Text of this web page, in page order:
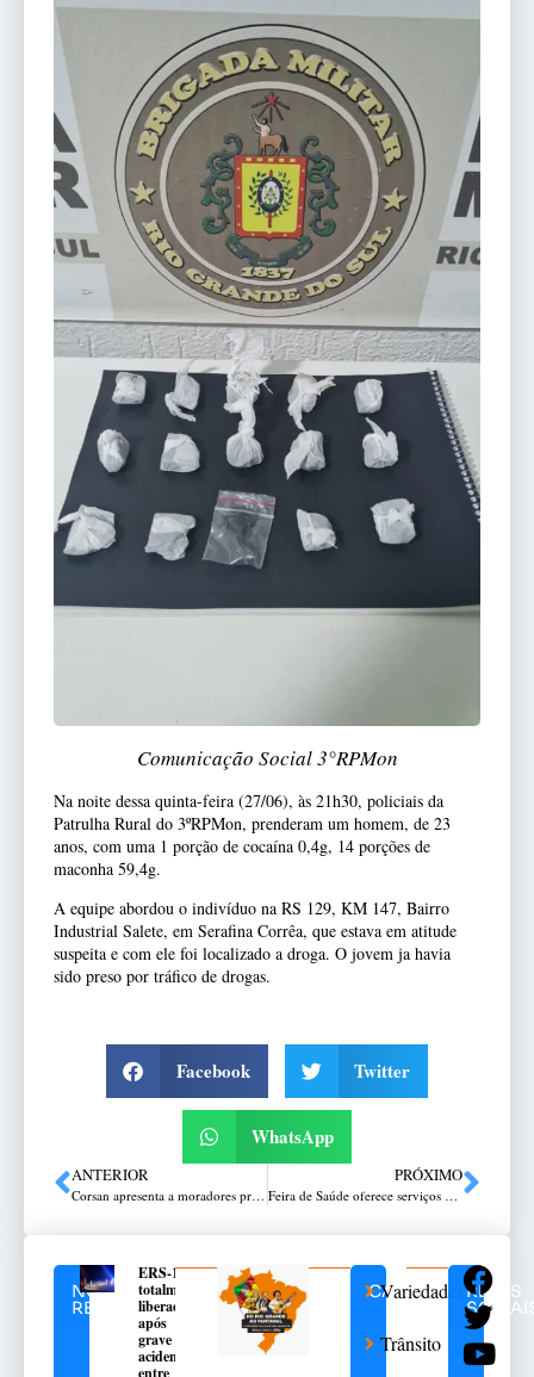
Comunicação Social 3°RPMon
Na noite dessa quinta-feira (27/06), às 21h30, policiais da
Patrulha Rural do 3ºRPMon, prenderam um homem, de 23
anos, com uma 1 porção de cocaína 0,4g, 14 porções de
maconha 59,4g.
A equipe abordou o indivíduo na RS 129, KM 147, Bairro
Industrial Salete, em Serafina Corrêa, que estava em atitude
suspeita e com ele foi localizado a droga. O jovem ja havia
sido preso por tráfico de drogas.
Facebook Twitter
WhatsApp
ANTERIOR
Corsan apresenta a moradores projetos que serão desenvolvidos na grande Vera Cruz
PRÓXIMO
Feira de Saúde oferece serviços gratuitos neste sábado (29/06)
NOTÍCIAS
RELACIONADAS
ERS-135 é
totalmente
liberada
após
grave
acidente
entre
CATEGORIAS
Variedades
Trânsito
REDES